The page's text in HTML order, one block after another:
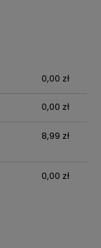
0,00 zł
0,00 zł
8,99 zł
0,00 zł